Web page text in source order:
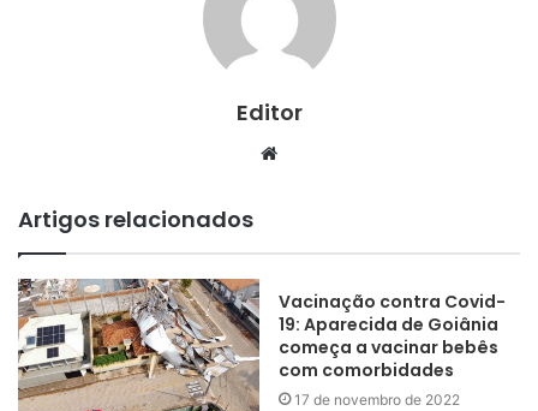
Editor
Website
Artigos relacionados
Vacinação contra Covid-
19: Aparecida de Goiânia
começa a vacinar bebês
com comorbidades
17 de novembro de 2022